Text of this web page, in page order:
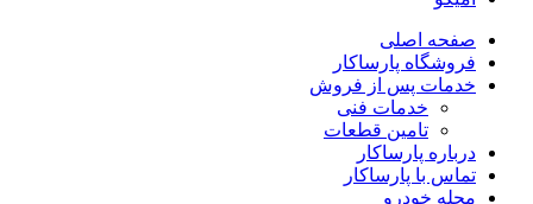
صفحه اصلی
فروشگاه پارساکار
خدمات پس از فروش
خدمات فنی
تامین قطعات
درباره پارساکار
تماس با پارساکار
مجله خودرو